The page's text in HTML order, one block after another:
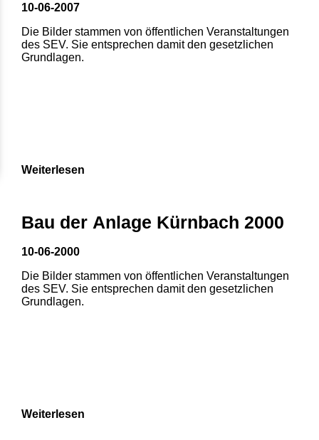
10-06-2007
Die Bilder stammen von öffentlichen Veranstaltungen
des SEV. Sie entsprechen damit den gesetzlichen
Grundlagen.
Weiterlesen
Bau der Anlage Kürnbach 2000
10-06-2000
Die Bilder stammen von öffentlichen Veranstaltungen
des SEV. Sie entsprechen damit den gesetzlichen
Grundlagen.
Weiterlesen